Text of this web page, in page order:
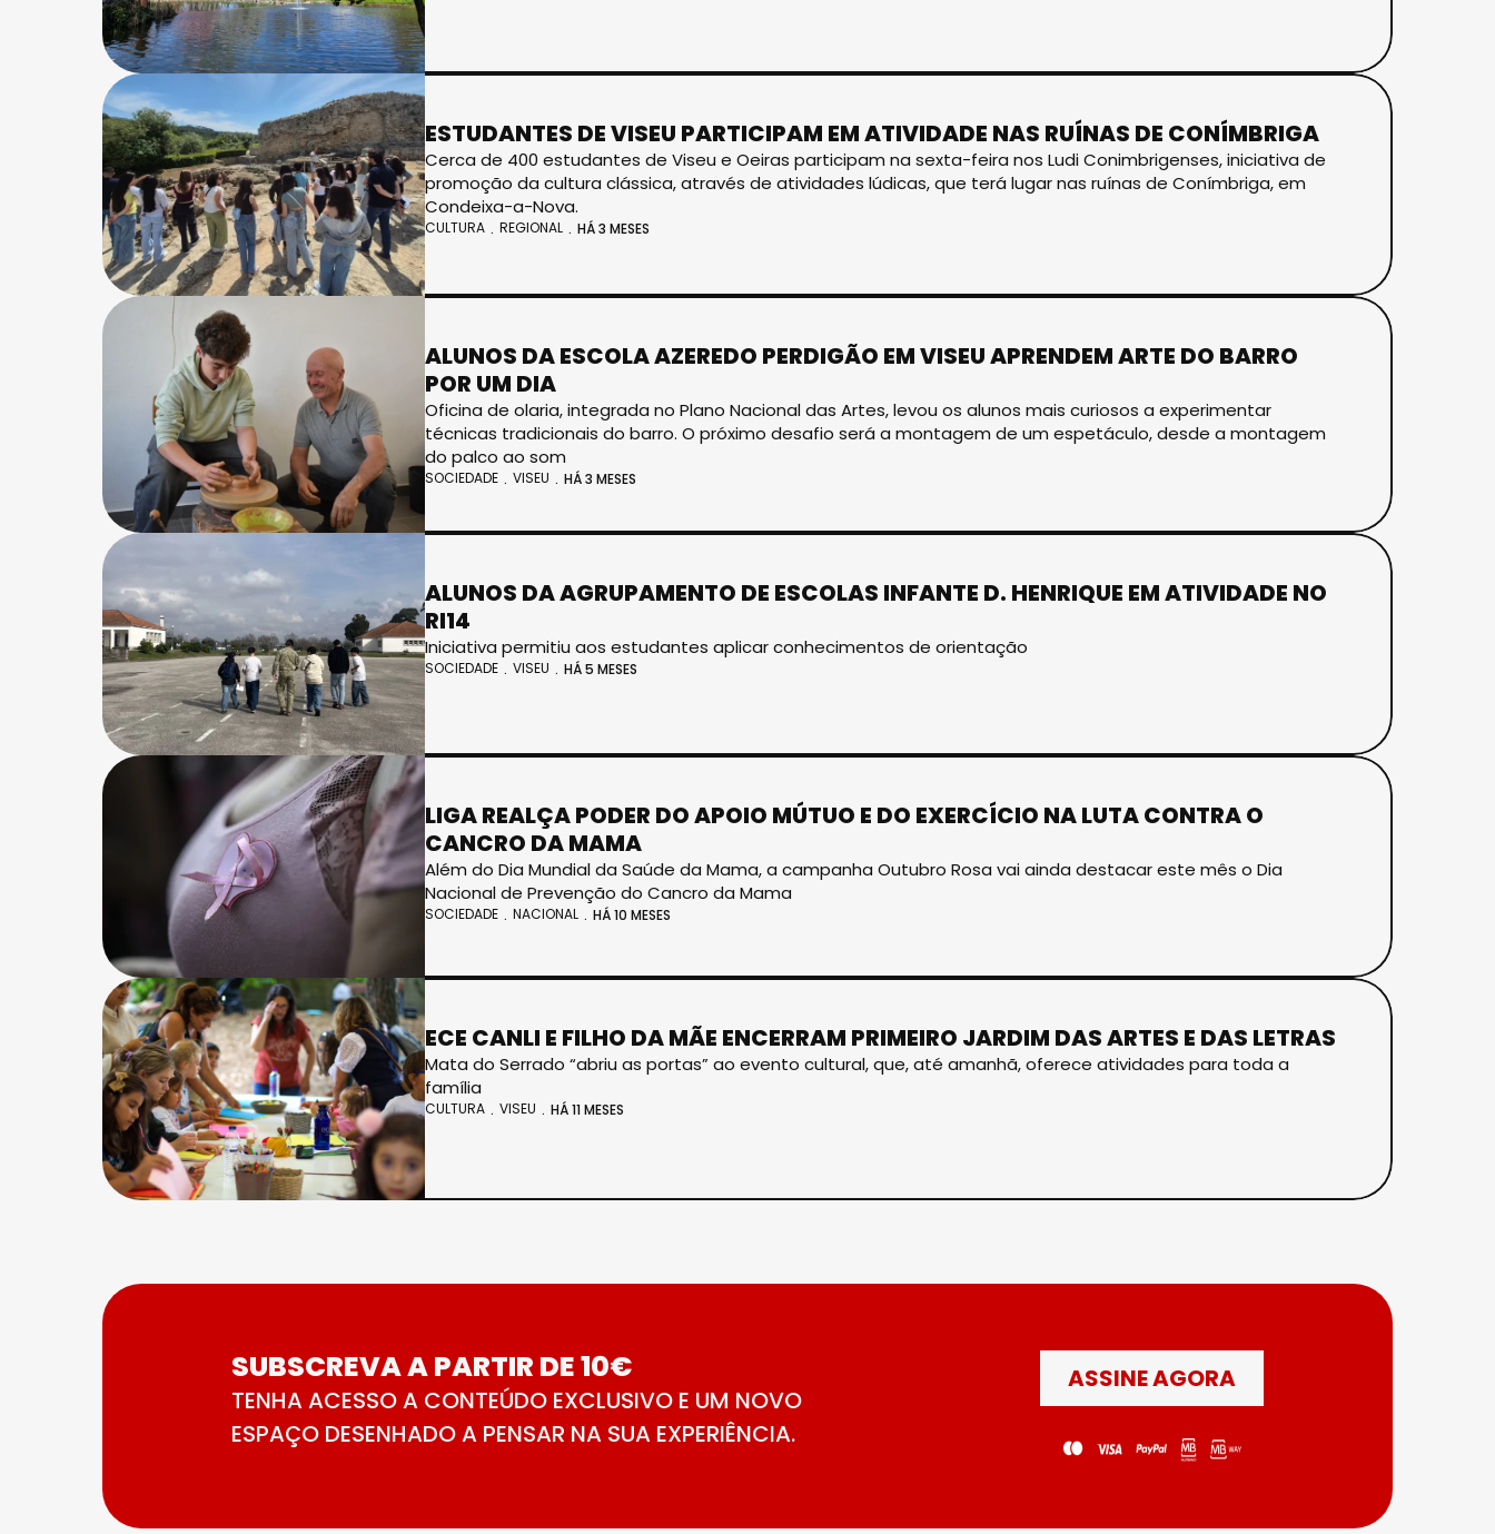
ESTUDANTES DE VISEU PARTICIPAM EM ATIVIDADE NAS RUÍNAS DE CONÍMBRIGA
Cerca de 400 estudantes de Viseu e Oeiras participam na sexta-feira nos Ludi Conimbrigenses, iniciativa de
promoção da cultura clássica, através de atividades lúdicas, que terá lugar nas ruínas de Conímbriga, em
Condeixa-a-Nova.
CULTURA REGIONAL HÁ 3 MESES
ALUNOS DA ESCOLA AZEREDO PERDIGÃO EM VISEU APRENDEM ARTE DO BARRO
POR UM DIA
Oficina de olaria, integrada no Plano Nacional das Artes, levou os alunos mais curiosos a experimentar
técnicas tradicionais do barro. O próximo desafio será a montagem de um espetáculo, desde a montagem
do palco ao som
SOCIEDADE VISEU HÁ 3 MESES
ALUNOS DA AGRUPAMENTO DE ESCOLAS INFANTE D. HENRIQUE EM ATIVIDADE NO
RI14
Iniciativa permitiu aos estudantes aplicar conhecimentos de orientação
SOCIEDADE VISEU HÁ 5 MESES
LIGA REALÇA PODER DO APOIO MÚTUO E DO EXERCÍCIO NA LUTA CONTRA O
CANCRO DA MAMA
Além do Dia Mundial da Saúde da Mama, a campanha Outubro Rosa vai ainda destacar este mês o Dia
Nacional de Prevenção do Cancro da Mama
SOCIEDADE NACIONAL HÁ 10 MESES
ECE CANLI E FILHO DA MÃE ENCERRAM PRIMEIRO JARDIM DAS ARTES E DAS LETRAS
Mata do Serrado “abriu as portas” ao evento cultural, que, até amanhã, oferece atividades para toda a
família
CULTURA VISEU HÁ 11 MESES
SUBSCREVA A PARTIR DE 10€
TENHA ACESSO A CONTEÚDO EXCLUSIVO E UM NOVO
ESPAÇO DESENHADO A PENSAR NA SUA EXPERIÊNCIA.
ASSINE AGORA